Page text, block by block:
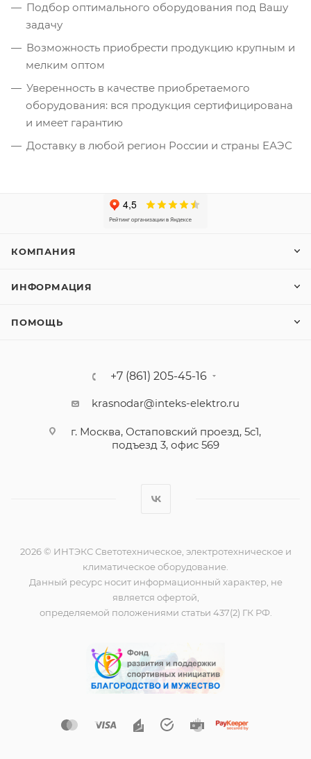
Подбор оптимального оборудования под Вашу
задачу
Возможность приобрести продукцию крупным и
мелким оптом
Уверенность в качестве приобретаемого
оборудования: вся продукция сертифицирована
и имеет гарантию
Доставку в любой регион России и страны ЕАЭС
КОМПАНИЯ
ИНФОРМАЦИЯ
ПОМОЩЬ
+7 (861) 205-45-16
krasnodar@inteks-elektro.ru
г. Москва, Остаповский проезд, 5с1,
подъезд 3, офис 569
2026 © ИНТЭКС Светотехническое, электротехническое и
климатическое оборудование.
Данный ресурс носит информационный характер, не
является офертой,
определяемой положениями статьи 437(2) ГК РФ.